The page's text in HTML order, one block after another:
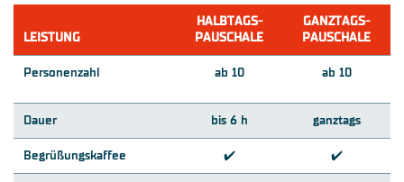
LEISTUNG
HALBTAGS-
PAUSCHALE
GANZTAGS-
PAUSCHALE
Personenzahl ab 10 ab 10
Dauer bis 6 h ganztags
Begrüßungskaffee ✔️ ✔️